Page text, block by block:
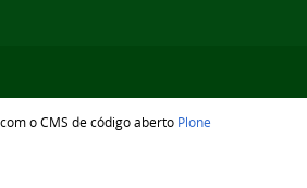
o CMS de código aberto Plone